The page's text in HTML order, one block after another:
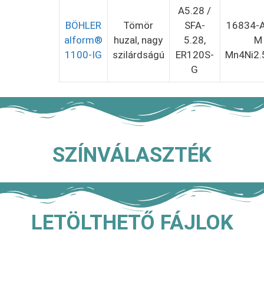
BÖHLER
alform®
1100-IG
Tömör
huzal, nagy
szilárdságú
A5.28 /
SFA-
5.28,
ER120S-
G
16834-
M
SZÍNVÁLASZTÉK
LETÖLTHETŐ FÁJLOK